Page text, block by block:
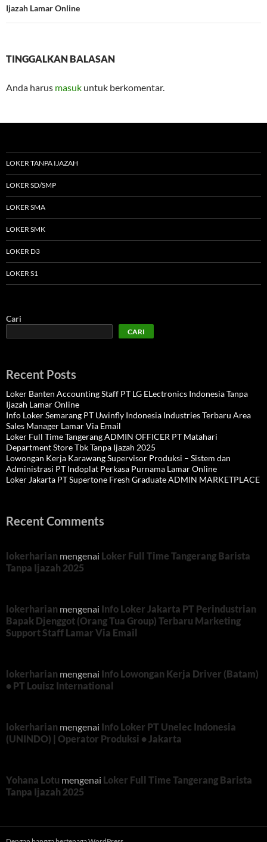
Ijazah Lamar Online
TINGGALKAN BALASAN
Anda harus masuk untuk berkomentar.
LOKER TANPA IJAZAH
LOKER SD/SMP
LOKER SMA
LOKER SMK
LOKER D3
LOKER S1
Cari
CARI
Recent Posts
Loker Banten Accounting Staff PT LG ELectronics Indonesia Tanpa
Ijazah Lamar Online
Info Loker Semarang PT Uwinfly Indonesia Industries Terbaru Area
Sales Manager Lamar Via Email
Loker Full Time Tangerang ADMIN OFFICER PT Matahari
Department Store Tbk Tanpa Ijazah 2025
Lowongan Kerja Karawang Supervisor Produksi – Sistem dan
Administrasi PT Indoplat Perkasa Purnama Lamar Online
Loker Jakarta PT Supertone Fresh Graduate ADMIN MARKETPLACE
Recent Comments
lokerharian mengenai Loker Full Time Tangerang Barista
Tanpa Ijazah 2025
lokerharian mengenai Info Loker Jakarta PT Perindustrian
Bapak Djenggot (Orang Tua Group) Terbaru Marketing
Support Staff Lamar Via Email
lokerharian mengenai Info Lowongan Kerja Driver (Batam)
• PT Louisz International
lokerharian mengenai Info Loker PT Unelec Indonesia
(UNINDO) | Operator Produksi • Jakarta
Yohana Lotu mengenai Loker Full Time Tangerang Barista
Tanpa Ijazah 2025